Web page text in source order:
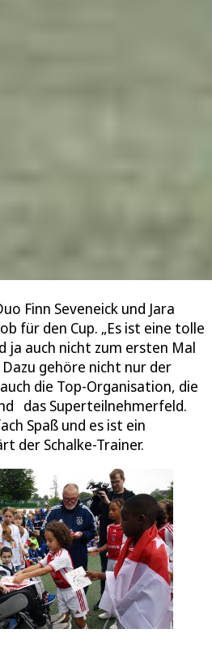
Finn Seveneick und Jara
für den Cup. „Es ist eine tolle
ja auch nicht zum ersten Mal
gehöre nicht nur der
die Top-Organisation, die
das Superteilnehmerfeld.
Spaß und es ist ein
der Schalke-Trainer.